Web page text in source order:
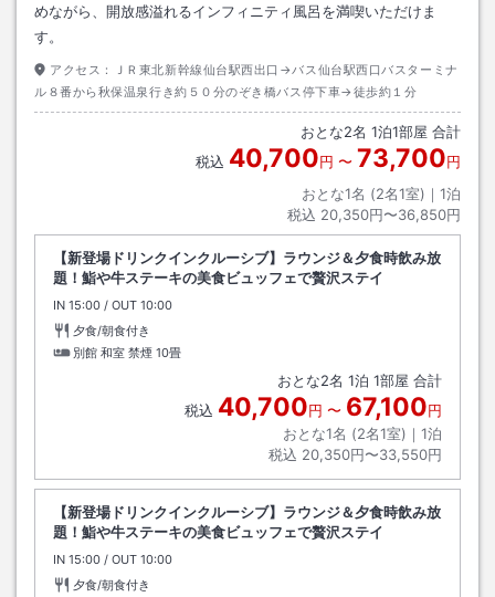
めながら、開放感溢れるインフィニティ風呂を満喫いただけま
す。
アクセス：
ＪＲ東北新幹線仙台駅西出口→バス仙台駅西口バスターミナ
ル８番から秋保温泉行き約５０分のぞき橋バス停下車→徒歩約１分
おとな2名 1泊1部屋 合計
税込 40,700円 〜 73,700円
おとな1名 (2名1室)｜ 1泊
税込 20,350円〜36,850円
【新登場ドリンクインクルーシブ】ラウンジ＆夕食時飲み放
題！鮨や牛ステーキの美食ビュッフェで贅沢ステイ
IN チェックイン
15:00 / OUT チェックアウト
10:00
夕食/朝食付き
別館 和室 禁煙 10畳
おとな2名 1泊 1部屋 合計
税込 40,700円 〜 67,100円
おとな1名 (2名1室)｜ 1泊
税込 20,350円〜33,550円
【新登場ドリンクインクルーシブ】ラウンジ＆夕食時飲み放
題！鮨や牛ステーキの美食ビュッフェで贅沢ステイ
IN チェックイン
15:00 / OUT チェックアウト
10:00
夕食/朝食付き